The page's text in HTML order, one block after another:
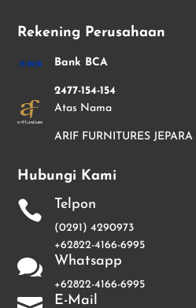
Rekening Perusahaan
Bank BCA
2477-154-154
Atas Nama
ARIF FURNITURES JEPARA
Hubungi Kami
 Telpon
(0291) 4290973
+62822-4166-6995
 Whatsapp
+62822-4166-6995
E-Mail